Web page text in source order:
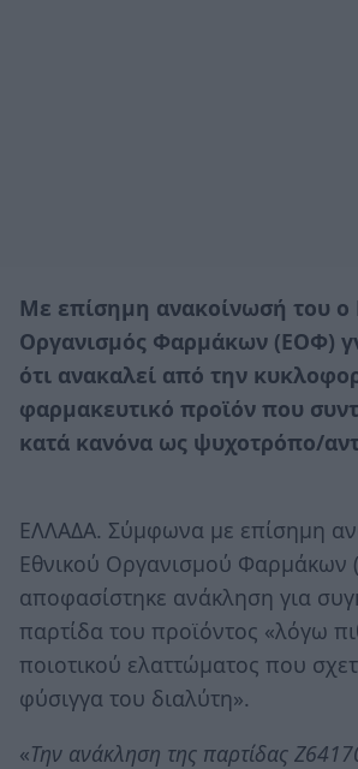
Με επίσημη ανακοίνωσή του ο
Οργανισμός Φαρμάκων (ΕΟΦ)
ότι ανακαλεί από την
φαρμακευτικό προϊόν που
κατά κανόνα ως ψυχοτρόπο/
ΕΛΛΑΔΑ. Σύμφωνα με επίσημη
Εθνικού Οργανισμού Φαρμάκων
αποφασίστηκε ανάκληση για
παρτίδα του προϊόντος «λόγω
ποιοτικού ελαττώματος που
φύσιγγα του διαλύτη».
«Την ανάκληση της παρτίδας